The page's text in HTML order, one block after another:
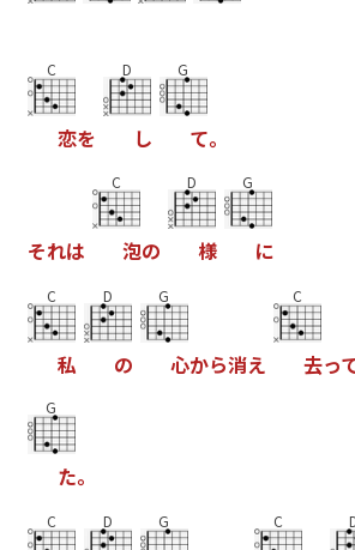
C
恋を
D
し
G
て｡
それは
C
泡の
D
様
G
に
C
私
D
の
G
心から消え
C
去っ
G
た｡
C D G C